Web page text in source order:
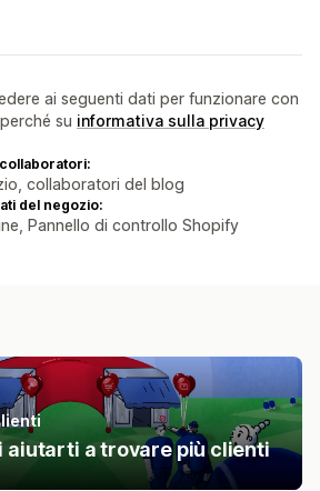
ai seguenti dati per funzionare con
su informativa sulla privacy
collaboratori del blog
del negozio:
Pannello di controllo Shopify
aiutarti a trovare più clienti